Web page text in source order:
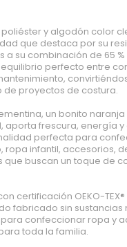
y algodón color
que destaca por su
a su combinación de 65 %
perfecto entre
proyectos de costura.
un bonito
aporta frescura, energía
perfecta para
ropa infantil, accesorios,
buscan un toque de
certificación OEKO-TEX®
fabricado sin sustancias
confeccionar ropa y
toda la familia.